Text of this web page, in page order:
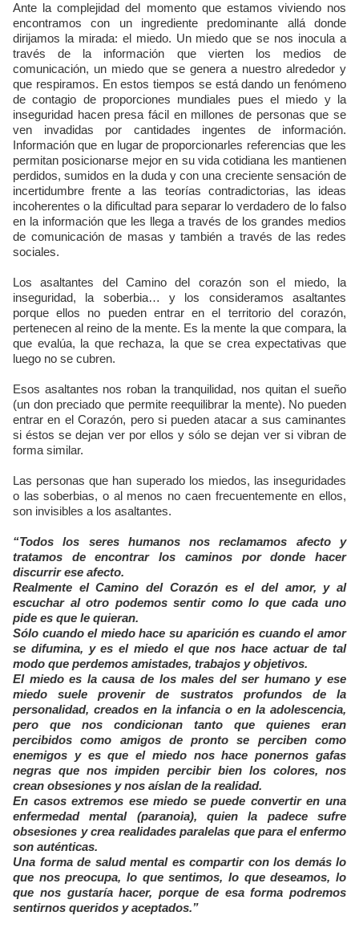
Ante la complejidad del momento que estamos viviendo nos
encontramos con un ingrediente predominante allá donde
dirijamos la mirada: el miedo. Un miedo que se nos inocula a
través de la información que vierten los medios de
comunicación, un miedo que se genera a nuestro alrededor y
que respiramos. En estos tiempos se está dando un fenómeno
de contagio de proporciones mundiales pues el miedo y la
inseguridad hacen presa fácil en millones de personas que se
ven invadidas por cantidades ingentes de información.
Información que en lugar de proporcionarles referencias que les
permitan posicionarse mejor en su vida cotidiana les mantienen
perdidos, sumidos en la duda y con una creciente sensación de
incertidumbre frente a las teorías contradictorias, las ideas
incoherentes o la dificultad para separar lo verdadero de lo falso
en la información que les llega a través de los grandes medios
de comunicación de masas y también a través de las redes
sociales.
Los asaltantes del Camino del corazón son el miedo, la
inseguridad, la soberbia… y los consideramos asaltantes
porque ellos no pueden entrar en el territorio del corazón,
pertenecen al reino de la mente. Es la mente la que compara, la
que evalúa, la que rechaza, la que se crea expectativas que
luego no se cubren.
Esos asaltantes nos roban la tranquilidad, nos quitan el sueño
(un don preciado que permite reequilibrar la mente). No pueden
entrar en el Corazón, pero si pueden atacar a sus caminantes
si éstos se dejan ver por ellos y sólo se dejan ver si vibran de
forma similar.
Las personas que han superado los miedos, las inseguridades
o las soberbias, o al menos no caen frecuentemente en ellos,
son invisibles a los asaltantes.
“Todos los seres humanos nos reclamamos afecto y
tratamos de encontrar los caminos por donde hacer
discurrir ese afecto.
Realmente el Camino del Corazón es el del amor, y al
escuchar al otro podemos sentir como lo que cada uno
pide es que le quieran.
Sólo cuando el miedo hace su aparición es cuando el amor
se difumina, y es el miedo el que nos hace actuar de tal
modo que perdemos amistades, trabajos y objetivos.
El miedo es la causa de los males del ser humano y ese
miedo suele provenir de sustratos profundos de la
personalidad, creados en la infancia o en la adolescencia,
pero que nos condicionan tanto que quienes eran
percibidos como amigos de pronto se perciben como
enemigos y es que el miedo nos hace ponernos gafas
negras que nos impiden percibir bien los colores, nos
crean obsesiones y nos aíslan de la realidad.
En casos extremos ese miedo se puede convertir en una
enfermedad mental (paranoia), quien la padece sufre
obsesiones y crea realidades paralelas que para el enfermo
son auténticas.
Una forma de salud mental es compartir con los demás lo
que nos preocupa, lo que sentimos, lo que deseamos, lo
que nos gustaría hacer, porque de esa forma podremos
sentirnos queridos y aceptados.”